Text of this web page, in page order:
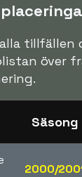
tillfällen
över
Säsong
2000/